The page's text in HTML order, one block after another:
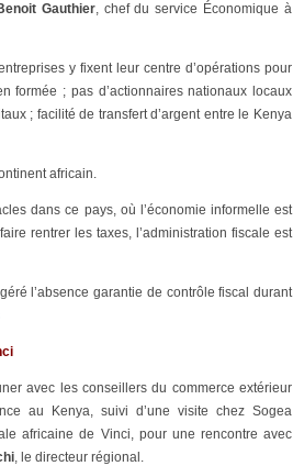
Gauthier, chef du service Économique à
y fixent leur centre d’opérations pour
formée ; pas d’actionnaires nationaux locaux
; facilité de transfert d’argent entre le Kenya
africain.
dans ce pays, où l’économie informelle est
rentrer les taxes, l’administration fiscale est
l’absence garantie de contrôle fiscal durant
avec les conseillers du commerce extérieur
au Kenya, suivi d’une visite chez Sogea
africaine de Vinci, pour une rencontre avec
, le directeur régional.